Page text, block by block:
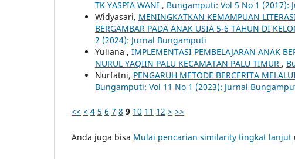
TK YASPIA WANI , Bungamputi: Vol 5 No 1 (2017):
Widyasari, MENINGKATKAN KEMAMPUAN
BERGAMBAR PADA ANAK USIA 5-6 TAHUN DI
2 (2024): Jurnal Bungamputi
Yuliana , IMPLEMENTASI PEMBELAJARAN ANAK
NURUL YAQIIN PALU KECAMATAN PALU TIMUR ,
Nurfatni, PENGARUH METODE BERCERITA
Bungamputi: Vol 11 No 1 (2023): Jurnal
<< < 4 5 6 7 8 9 10 11 12 > >>
Anda juga bisa Mulai pencarian similarity tingkat lanjut